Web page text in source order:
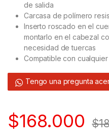
de salida
Carcasa de polímero
Inserto roscado en el
montarlo en el cabezal
necesidad de tuercas
Compatible con
Tengo una pregunta
$168.000 $